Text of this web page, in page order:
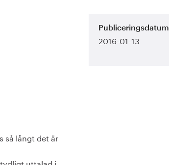
så långt det är
Publiceringsdatum
2016-01-13